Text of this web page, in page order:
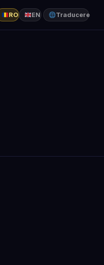
RO EN Traducere